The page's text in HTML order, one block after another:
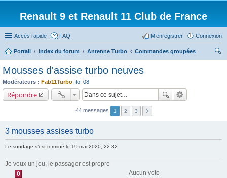
Renault 9 et Renault 11 Club de France
Accès rapide FAQ Connexion
M’enregistrer
Portail Index du forum Antenne Turbo
Commandes groupées
Mousses d'assise turbo neuves
Modérateurs : Fab11Turbo tof 08
Répondre
44 messages 1 2 3
3 mousses assises turbo
Le sondage s’est terminé le 19 mai 2020, 22:32
Je veux un jeu, le passager est propre
0
Aucun vote